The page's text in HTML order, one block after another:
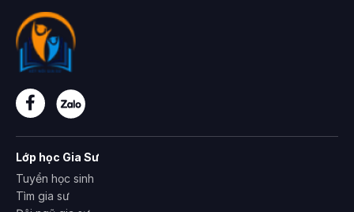
Lớp học Gia Sư
Tuyển học sinh
Tìm gia sư